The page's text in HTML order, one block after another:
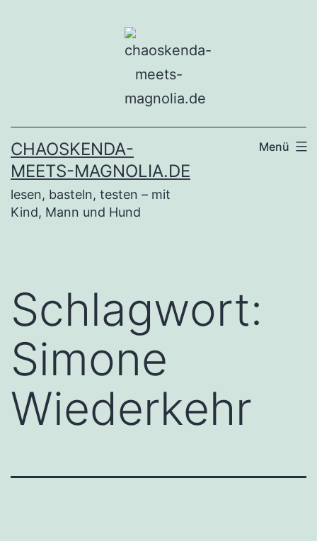
CHAOSKENDA-
MEETS-MAGNOLIA.DE
lesen, basteln, testen – mit
Kind, Mann und Hund
Menü
Schlagwort:
Simone
Wiederkehr